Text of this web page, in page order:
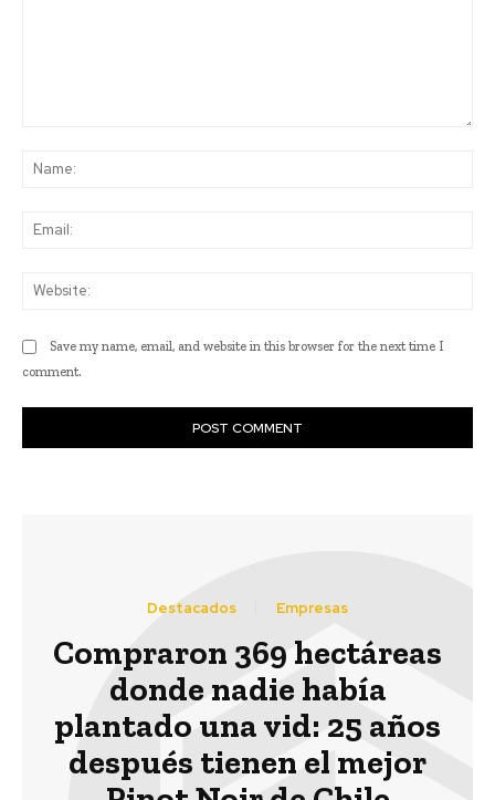
Save my name, email, and website in this browser for the next time I
comment.